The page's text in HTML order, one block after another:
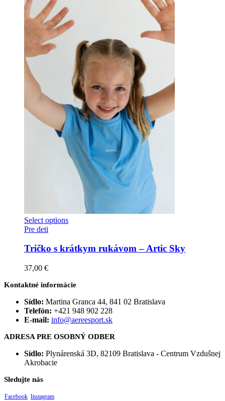
Select options
Pre deti
Tričko s krátkym rukávom – Artic Sky
37,00 €
Kontaktné informácie
Sídlo: Martina Granca 44, 841 02 Bratislava
Telefón: +421 948 902 228
E-mail: info@aereesport.sk
ADRESA PRE OSOBNÝ ODBER
Sídlo: Plynárenská 3D, 82109 Bratislava - Centrum Vzdušnej
Akrobacie
Sledujte nás
Facebook Instagram